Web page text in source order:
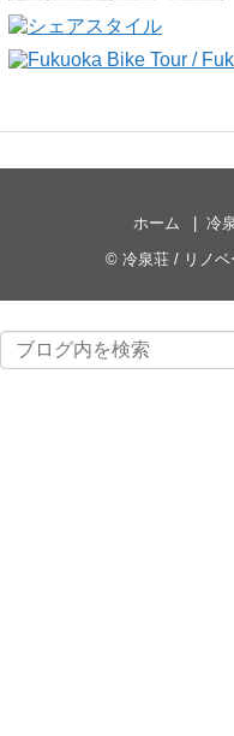
ホーム 冷
© 冷泉荘 / リノ